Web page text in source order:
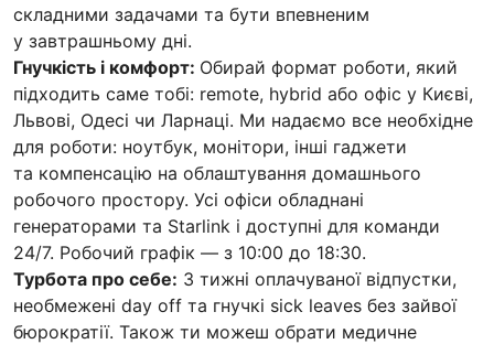
складними задачами та бути впевненим
у завтрашньому дні.
Гнучкість і комфорт: Обирай формат роботи, який
підходить саме тобі: remote, hybrid або офіс у Києві,
Львові, Одесі чи Ларнаці. Ми надаємо все необхідне
для роботи: ноутбук, монітори, інші гаджети
та компенсацію на облаштування домашнього
робочого простору. Усі офіси обладнані
генераторами та Starlink і доступні для команди
24/7. Робочий графік — з 10:00 до 18:30.
Турбота про себе: 3 тижні оплачуваної відпустки,
необмежені day off та гнучкі sick leaves без зайвої
бюрократії. Також ти можеш обрати медичне